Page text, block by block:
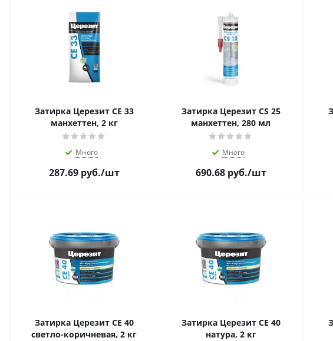
Затирка Церезит CE 33
манхеттен, 2 кг
Много
287.69руб./шт
Затирка Церезит CS 25
манхеттен, 280 мл
Много
690.68руб./шт
Затирка Церезит CE 40
светло-коричневая, 2 кг
Затирка Церезит CE 40
натура, 2 кг